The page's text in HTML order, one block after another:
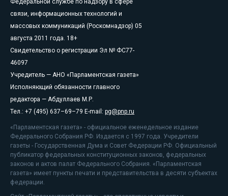
связи, информационных технологий и
массовых коммуникаций (Роскомнадзор) 05
августа 2011 года. 18+
Свидетельство о регистрации Эл № ФС77-
46097
Учредитель — АНО «Парламентская газета»
Исполняющий обязанности главного
редактора — Абдуллаев М.Р.
Тел.: +7 (495) 637–69–79 E-mail: pg@pnp.ru
«Парламентская газета» - официальное еженедельное издание
Федерального Собрания РФ. Издается с 1997 года. Учредители
газеты - Государственная Дума и Совет Федерации РФ. Официальный
публикатор федеральных конституционных законов, федеральных
законов и актов палат Федерального Собрания. «Парламентская
газета» имеет пункты печати и представительства в десяти субъектах
федерации.